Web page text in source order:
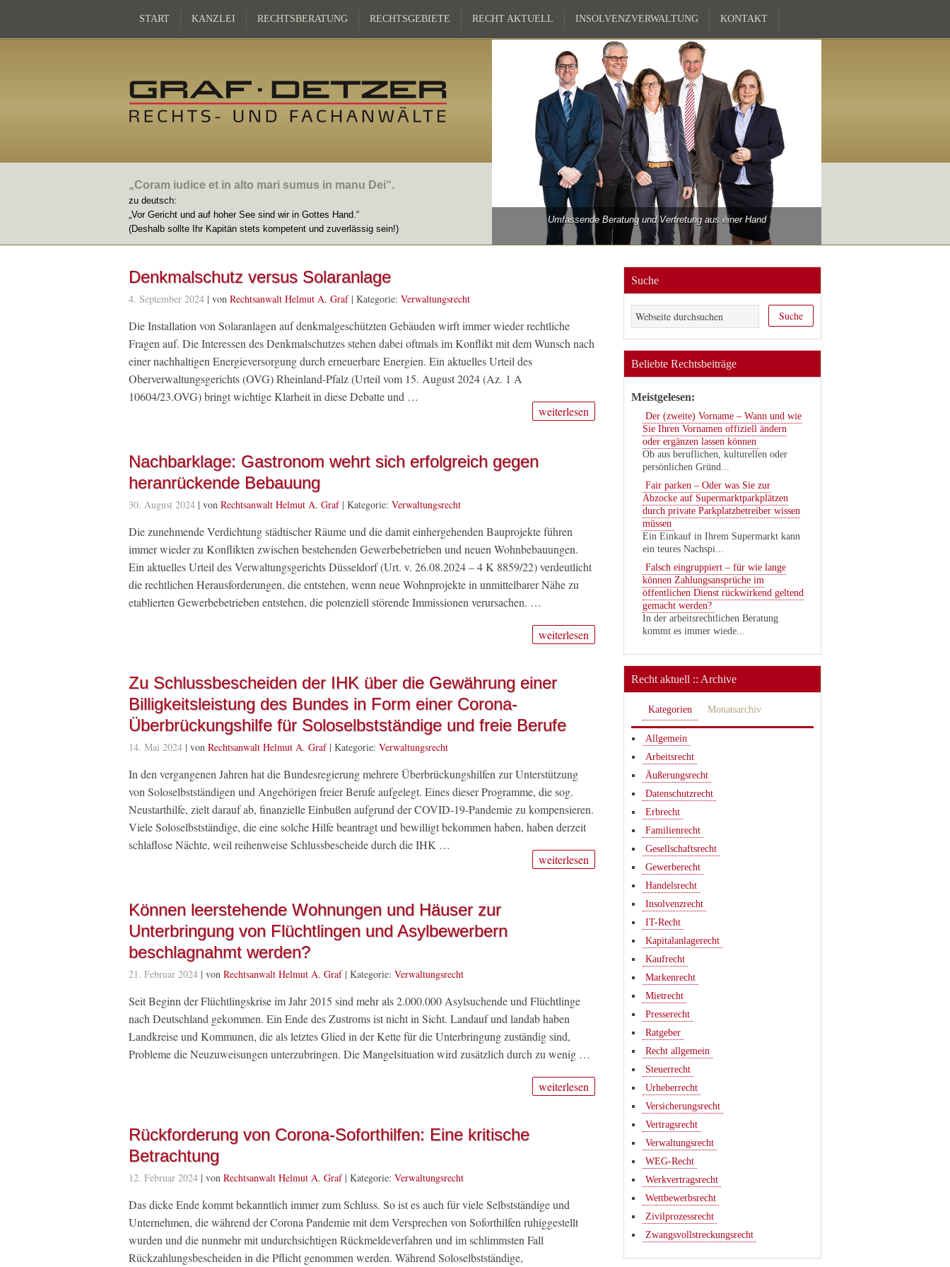
START KANZLEI RECHTSBERATUNG RECHTSGEBIETE RECHT AKTUELL INSOLVENZVERWALTUNG KONTAKT
„Coram iudice et in alto mari sumus in manu Dei“.
zu deutsch:
„Vor Gericht und auf hoher See sind wir in Gottes Hand.“
(Deshalb sollte Ihr Kapitän stets kompetent und zuverlässig sein!)
Umfassende Beratung und Vertretung aus einer Hand
Denkmalschutz versus Solaranlage
4. September 2024 | von Rechtsanwalt Helmut A. Graf| Kategorie: Verwaltungsrecht
Die Installation von Solaranlagen auf denkmalgeschützten Gebäuden wirft immer wieder rechtliche
Fragen auf. Die Interessen des Denkmalschutzes stehen dabei oftmals im Konflikt mit dem Wunsch nach
einer nachhaltigen Energieversorgung durch erneuerbare Energien. Ein aktuelles Urteil des
Oberverwaltungsgerichts (OVG) Rheinland-Pfalz (Urteil vom 15. August 2024 (Az. 1 A
10604/23.OVG) bringt wichtige Klarheit in diese Debatte und …
weiterlesen
Nachbarklage: Gastronom wehrt sich erfolgreich gegen
heranrückende Bebauung
30. August 2024 | von Rechtsanwalt Helmut A. Graf| Kategorie: Verwaltungsrecht
Die zunehmende Verdichtung städtischer Räume und die damit einhergehenden Bauprojekte führen
immer wieder zu Konflikten zwischen bestehenden Gewerbebetrieben und neuen Wohnbebauungen.
Ein aktuelles Urteil des Verwaltungsgerichts Düsseldorf (Urt. v. 26.08.2024 – 4 K 8859/22) verdeutlicht
die rechtlichen Herausforderungen, die entstehen, wenn neue Wohnprojekte in unmittelbarer Nähe zu
etablierten Gewerbebetrieben entstehen, die potenziell störende Immissionen verursachen. …
weiterlesen
Zu Schlussbescheiden der IHK über die Gewährung einer
Billigkeitsleistung des Bundes in Form einer Corona-
Überbrückungshilfe für Soloselbstständige und freie Berufe
14. Mai 2024 | von Rechtsanwalt Helmut A. Graf| Kategorie: Verwaltungsrecht
In den vergangenen Jahren hat die Bundesregierung mehrere Überbrückungshilfen zur Unterstützung
von Soloselbstständigen und Angehörigen freier Berufe aufgelegt. Eines dieser Programme, die sog.
Neustarthilfe, zielt darauf ab, finanzielle Einbußen aufgrund der COVID-19-Pandemie zu kompensieren.
Viele Soloselbstständige, die eine solche Hilfe beantragt und bewilligt bekommen haben, haben derzeit
schlaflose Nächte, weil reihenweise Schlussbescheide durch die IHK …
weiterlesen
Können leerstehende Wohnungen und Häuser zur
Unterbringung von Flüchtlingen und Asylbewerbern
beschlagnahmt werden?
21. Februar 2024 | von Rechtsanwalt Helmut A. Graf| Kategorie: Verwaltungsrecht
Seit Beginn der Flüchtlingskrise im Jahr 2015 sind mehr als 2.000.000 Asylsuchende und Flüchtlinge
nach Deutschland gekommen. Ein Ende des Zustroms ist nicht in Sicht. Landauf und landab haben
Landkreise und Kommunen, die als letztes Glied in der Kette für die Unterbringung zuständig sind,
Probleme die Neuzuweisungen unterzubringen. Die Mangelsituation wird zusätzlich durch zu wenig …
weiterlesen
Rückforderung von Corona-Soforthilfen: Eine kritische
Betrachtung
12. Februar 2024 | von Rechtsanwalt Helmut A. Graf| Kategorie: Verwaltungsrecht
Das dicke Ende kommt bekanntlich immer zum Schluss. So ist es auch für viele Selbstständige und
Unternehmen, die während der Corona Pandemie mit dem Versprechen von Soforthilfen ruhiggestellt
wurden und die nunmehr mit undurchsichtigen Rückmeldeverfahren und im schlimmsten Fall
Rückzahlungsbescheiden in die Pflicht genommen werden. Während Soloselbstständige,
Suche
Beliebte Rechtsbeiträge
Meistgelesen:
Der (zweite) Vorname – Wann und wie
Sie Ihren Vornamen offiziell ändern
oder ergänzen lassen können
Ob aus beruflichen, kulturellen oder
persönlichen Gründ...
Fair parken – Oder was Sie zur
Abzocke auf Supermarktparkplätzen
durch private Parkplatzbetreiber wissen
müssen
Ein Einkauf in Ihrem Supermarkt kann
ein teures Nachspi...
Falsch eingruppiert – für wie lange
können Zahlungsansprüche im
öffentlichen Dienst rückwirkend geltend
gemacht werden?
In der arbeitsrechtlichen Beratung
kommt es immer wiede...
Recht aktuell :: Archive
Kategorien Monatsarchiv
Allgemein
Arbeitsrecht
Äußerungsrecht
Datenschutzrecht
Erbrecht
Familienrecht
Gesellschaftsrecht
Gewerberecht
Handelsrecht
Insolvenzrecht
IT-Recht
Kapitalanlagerecht
Kaufrecht
Markenrecht
Mietrecht
Presserecht
Ratgeber
Recht allgemein
Steuerrecht
Urheberrecht
Versicherungsrecht
Vertragsrecht
Verwaltungsrecht
WEG-Recht
Werkvertragsrecht
Wettbewerbsrecht
Zivilprozessrecht
Zwangsvollstreckungsrecht